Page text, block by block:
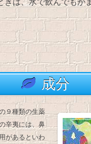
成分
９種類の生薬
辛夷には、鼻
があるといわ